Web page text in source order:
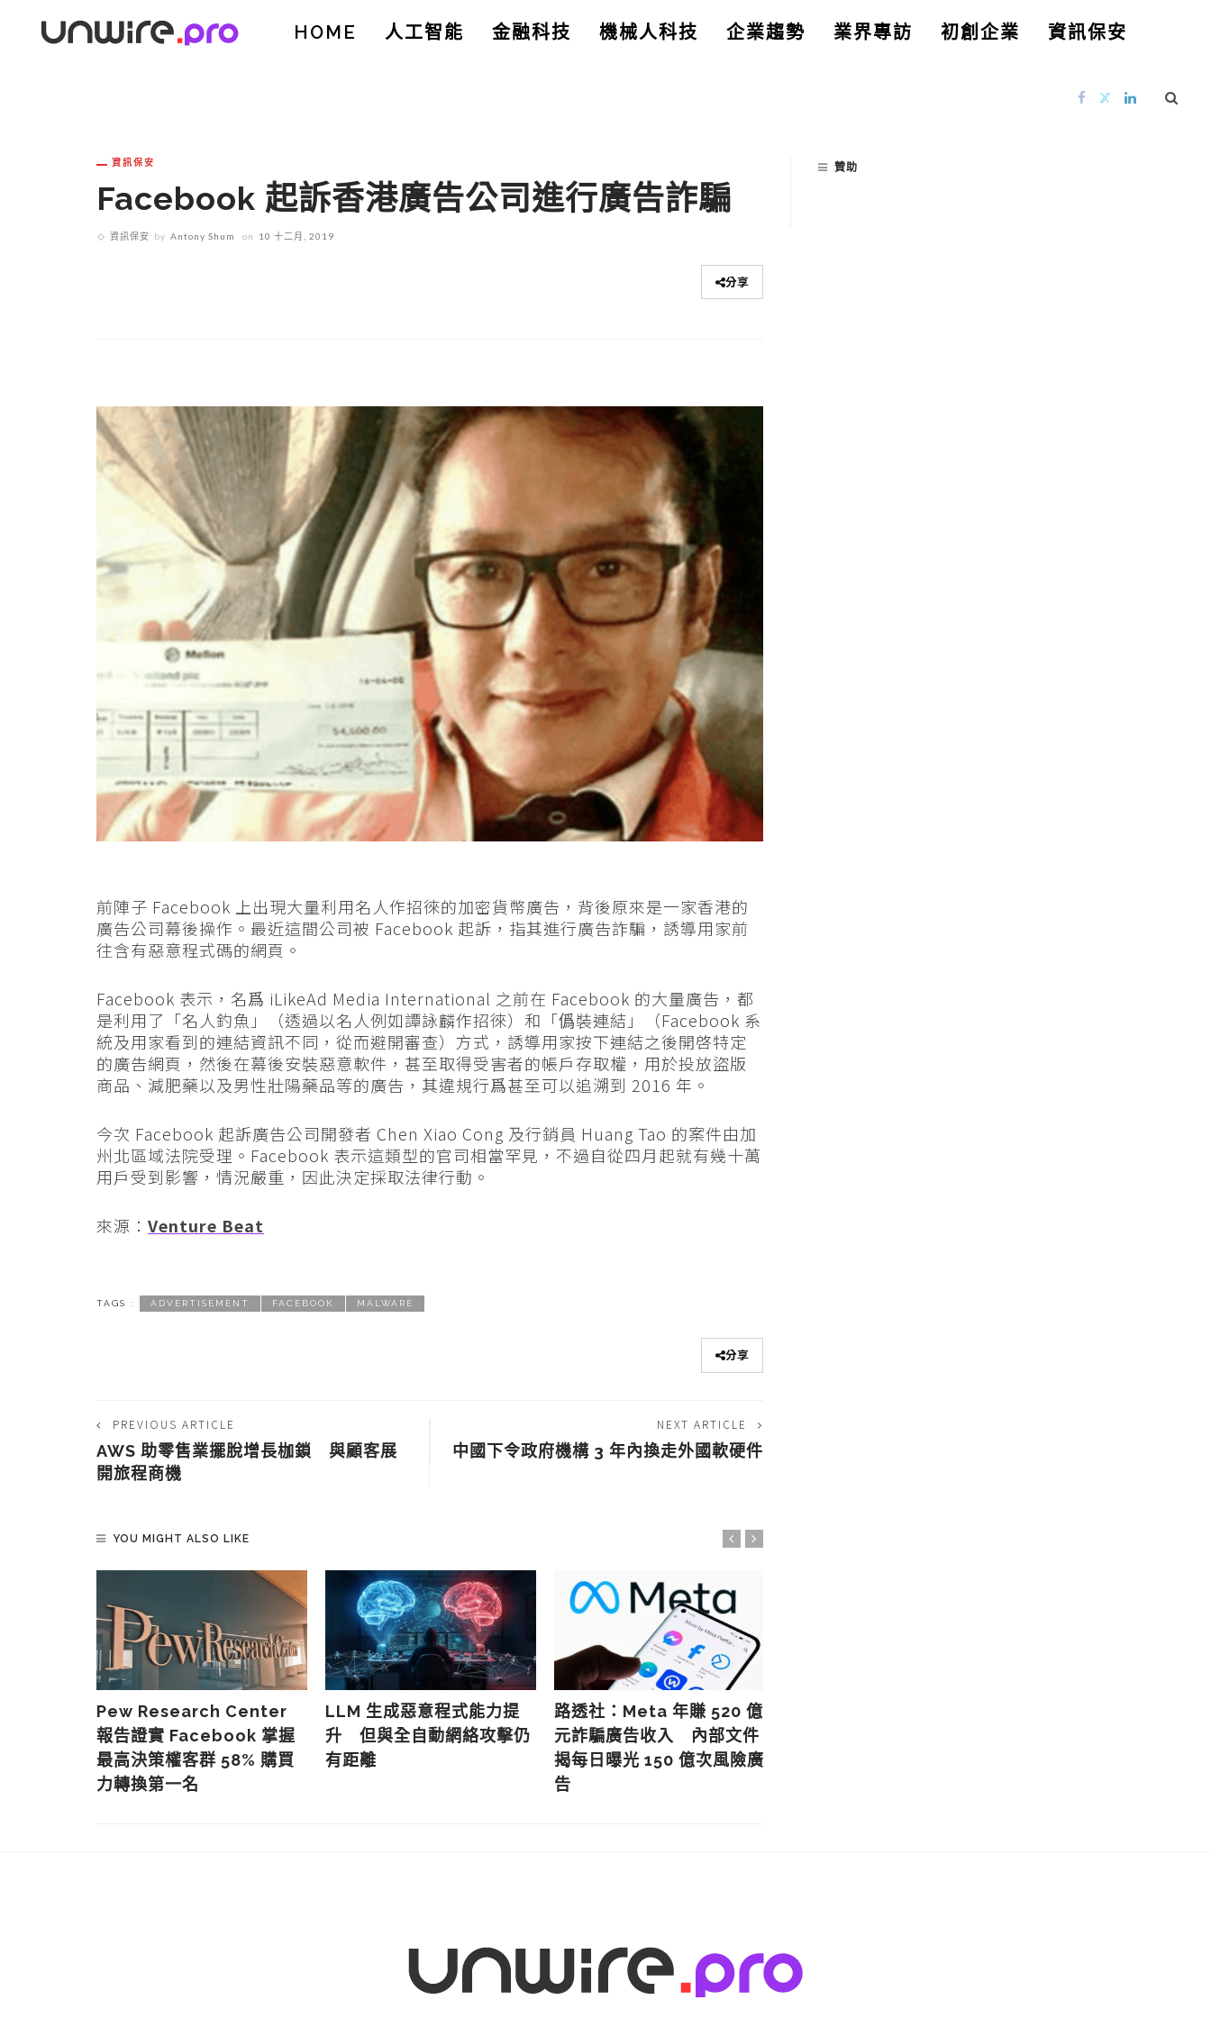
HOME 人工智能 金融科技 機械人科技 企業趨勢 業界專訪 初創企業 資訊保安
資訊保安
Facebook 起訴香港廣告公司進行廣告詐騙
資訊保安 by Antony Shum on 10 十二月, 2019
分享
前陣子 Facebook 上出現大量利用名人作招徠的加密貨幣廣告，背後原來是一家香港的
廣告公司幕後操作。最近這間公司被 Facebook 起訴，指其進行廣告詐騙，誘導用家前
往含有惡意程式碼的網頁。
Facebook 表示，名爲 iLikeAd Media International 之前在 Facebook 的大量廣告，都
是利用了「名人釣魚」（透過以名人例如譚詠麟作招徠）和「僞裝連結」（Facebook 系
統及用家看到的連結資訊不同，從而避開審查）方式，誘導用家按下連結之後開啓特定
的廣告網頁，然後在幕後安裝惡意軟件，甚至取得受害者的帳戶存取權，用於投放盜版
商品、減肥藥以及男性壯陽藥品等的廣告，其違規行爲甚至可以追溯到 2016 年。
今次 Facebook 起訴廣告公司開發者 Chen Xiao Cong 及行銷員 Huang Tao 的案件由加
州北區域法院受理。Facebook 表示這類型的官司相當罕見，不過自從四月起就有幾十萬
用戶受到影響，情況嚴重，因此決定採取法律行動。
來源： Venture Beat
TAGS : ADVERTISEMENT FACEBOOK MALWARE
分享
PREVIOUS ARTICLE
AWS 助零售業擺脫增長枷鎖 與顧客展
開旅程商機
NEXT ARTICLE
中國下令政府機構 3 年內換走外國軟硬件
YOU MIGHT ALSO LIKE
Pew Research Center
報告證實 Facebook 掌握
最高決策權客群 58% 購買
力轉換第一名
LLM 生成惡意程式能力提
升 但與全自動網絡攻擊仍
有距離
路透社：Meta 年賺 520 億
元詐騙廣告收入 內部文件
揭每日曝光 150 億次風險廣
告
贊助